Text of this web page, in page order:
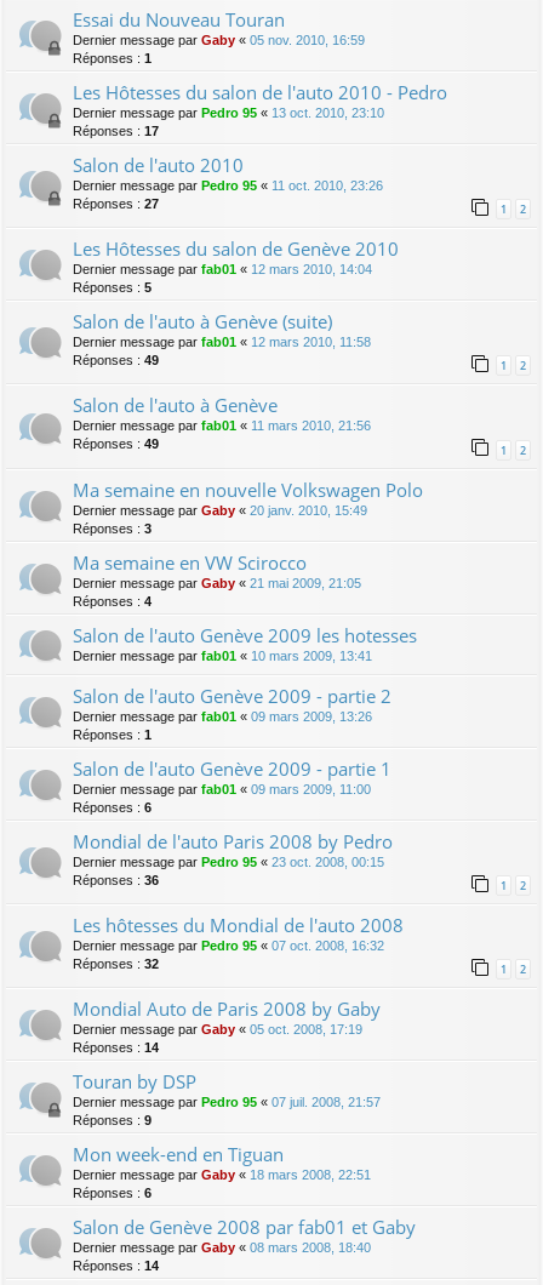
Essai du Nouveau Touran
Dernier message par Gaby « 05 nov. 2010, 16:59
Réponses : 1
Les Hôtesses du salon de l'auto 2010 - Pedro
Dernier message par Pedro 95 « 13 oct. 2010, 23:10
Réponses : 17
Salon de l'auto 2010
Dernier message par Pedro 95 « 11 oct. 2010, 23:26
Réponses : 27 1 2
Les Hôtesses du salon de Genève 2010
Dernier message par fab01 « 12 mars 2010, 14:04
Réponses : 5
Salon de l'auto à Genève (suite)
Dernier message par fab01 « 12 mars 2010, 11:58
Réponses : 49 1 2
Salon de l'auto à Genève
Dernier message par fab01 « 11 mars 2010, 21:56
Réponses : 49 1 2
Ma semaine en nouvelle Volkswagen Polo
Dernier message par Gaby « 20 janv. 2010, 15:49
Réponses : 3
Ma semaine en VW Scirocco
Dernier message par Gaby « 21 mai 2009, 21:05
Réponses : 4
Salon de l'auto Genève 2009 les hotesses
Dernier message par fab01 « 10 mars 2009, 13:41
Salon de l'auto Genève 2009 - partie 2
Dernier message par fab01 « 09 mars 2009, 13:26
Réponses : 1
Salon de l'auto Genève 2009 - partie 1
Dernier message par fab01 « 09 mars 2009, 11:00
Réponses : 6
Mondial de l'auto Paris 2008 by Pedro
Dernier message par Pedro 95 « 23 oct. 2008, 00:15
Réponses : 36 1 2
Les hôtesses du Mondial de l'auto 2008
Dernier message par Pedro 95 « 07 oct. 2008, 16:32
Réponses : 32 1 2
Mondial Auto de Paris 2008 by Gaby
Dernier message par Gaby « 05 oct. 2008, 17:19
Réponses : 14
Touran by DSP
Dernier message par Pedro 95 « 07 juil. 2008, 21:57
Réponses : 9
Mon week-end en Tiguan
Dernier message par Gaby « 18 mars 2008, 22:51
Réponses : 6
Salon de Genève 2008 par fab01 et Gaby
Dernier message par Gaby « 08 mars 2008, 18:40
Réponses : 14